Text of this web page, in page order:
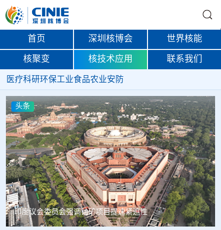
首页 深圳核博会 世界核能
核聚变 核技术应用 联系我们
医疗科研环保工业食品农业安防
头条
中核辐智正式设立 中国同辐持股90%打通核医疗全产业链